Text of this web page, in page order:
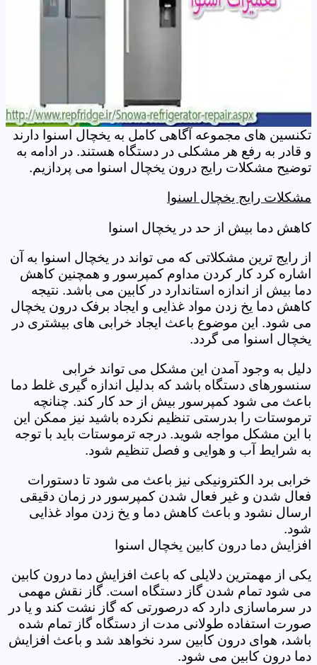
تکنسین های مجموعه آگاهی کامل به یخچال اسنوا دارند
و قادر به رفع هر مشکلی در دستگاه هستند. در ادامه به
توضیح مشکلات رایج درون یخچال اسنوا می پردازیم.
مشکلات رایج یخچال اسنوا
کاهش دما بیش از حد در یخچال اسنوا
از رایج ترین مشکلاتی که می تواند در یخچال اسنوا به آن
اشاره کرد کار کردن مداوم کمپرسور و همچنین کاهش
دما بیش از اندازه استاندارد در کابین می باشد. نتیجه
کاهش دما یخ زدن مواد غذایی و ایجاد برفک درون یخچال
می شود. این موضوع باعث ایجاد خرابی های بیشتری در
یخچال اسنوا می گردد.
دلیل به وجود آمدن این مشکل می تواند خرابی
سنسورهای دستگاه باشد که بدلیل اندازه گیری غلط دما
باعث می شود کمپرسور بیش از حد کار کند. چنانچه
ترموستات را بدرستی تنظیم نکرده باشید نیز ممکن این
با این مشکل مواجه شوید. درجه ترموستات باید با توجه
به شرایط آب و هوایی و فصل تنظیم شود.
خرابی برد الکترونیکی نیز باعث می شود تا دستورات
فعال شدن و غیر فعال شدن کمپرسور در زمان دقیقی
ارسال نشود و باعث کاهش دما و یخ زدن مواد غذایی
شود.
افزایش دما درون کابین یخچال اسنوا
یکی از مهمترین دلایلی که باعث افزایش دما درون کابین
می شود تمام شدن گاز دستگاه است. گاز نقش مهمی
در سرماسازی دارد که درصورتی که گاز نشت کند و یا در
صورت استفاده طولانی مدت از دستگاه گاز تمام شده
باشد، هوای درون کابین سرد نخواهد شد و باعث افزایش
دما درون کابین می شود.